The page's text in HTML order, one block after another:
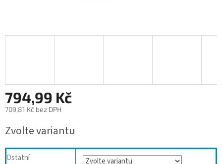
794,99 Kč
709,81 Kč bez DPH
cena:
Zvolte variantu
Ostatní